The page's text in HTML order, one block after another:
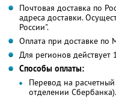
Почтовая доставка по
адреса доставки.
России".
Оплата при доставке по
Для регионов действует
Способы оплаты:
Перевод на
отделении Сбербанка).